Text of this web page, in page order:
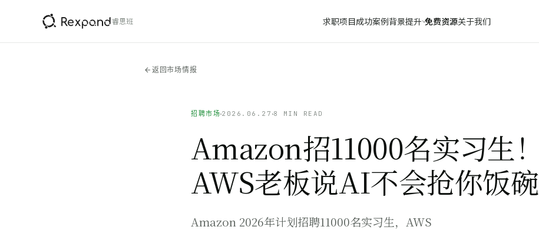
睿思班 求职项目成功案例背景提升 免费资源关于我们
返回市场情报
招聘市场 2026.06.27 8 MIN READ
Amazon招11000名实习生！
AWS老板说AI不会抢你饭碗
Amazon 2026年计划招聘11000名实习生，AWS